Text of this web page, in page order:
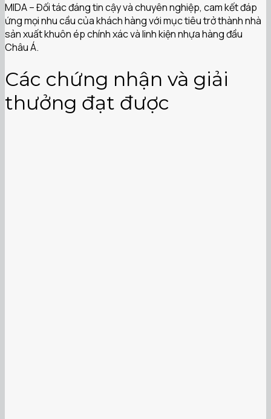
MIDA – Đối tác đáng tin cậy và chuyên nghiệp, cam kết đáp
ứng mọi nhu cầu của khách hàng với mục tiêu trở thành nhà
sản xuất khuôn ép chính xác và linh kiện nhựa hàng đầu
Châu Á.
Các chứng nhận và giải
thưởng đạt được